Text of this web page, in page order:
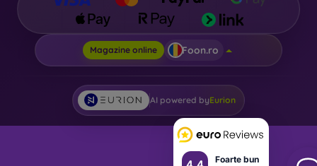
Foarte bun
Magazine online Foon.ro
AI powered byEurion